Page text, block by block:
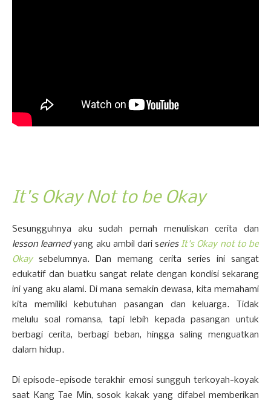
It's Okay Not to be Okay
Sesungguhnya aku sudah pernah menuliskan cerita dan
lesson learnedyang aku ambil dari seriesIt's Okay not to be
Okaysebelumnya. Dan memang cerita series ini sangat
edukatif dan buatku sangat relate dengan kondisi sekarang
ini yang aku alami. Di mana semakin dewasa, kita memahami
kita memiliki kebutuhan pasangan dan keluarga. Tidak
melulu soal romansa, tapi lebih kepada pasangan untuk
berbagi cerita, berbagi beban, hingga saling menguatkan
dalam hidup.
Di episode-episode terakhir emosi sungguh terkoyah-koyak
saat Kang Tae Min, sosok kakak yang difabel memberikan